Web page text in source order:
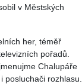
v Městských
her, téměř
pořadů.
Chalupáře
rozhlasu.